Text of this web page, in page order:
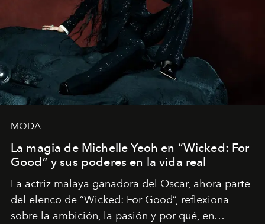
MODA
La magia de Michelle Yeoh en “Wicked: For
Good” y sus poderes en la vida real
La actriz malaya ganadora del Oscar, ahora parte
del elenco de “Wicked: For Good”, reflexiona
sobre la ambición, la pasión y por qué, en